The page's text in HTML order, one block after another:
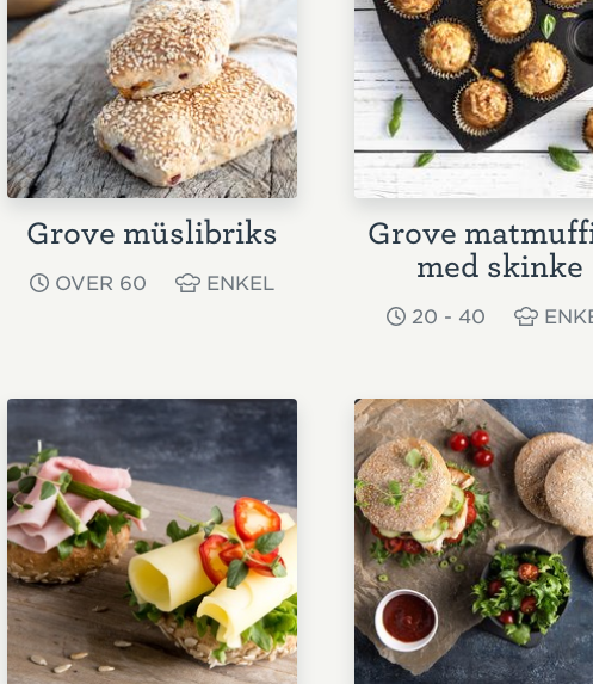
Grove müslibriks
OVER 60 ENKEL
Grove
med skinke
20 - 40